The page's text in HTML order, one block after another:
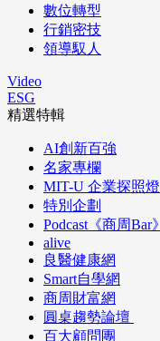
數位轉型
行銷密技
領導馭人
Video
ESG
精選特輯
AI創新百強
名家專欄
MIT-U 企業探照燈
特別企劃
Podcast《商周Bar》
alive
良醫健康網
Smart自學網
商周財富網
圓桌趨勢論壇
百大顧問團